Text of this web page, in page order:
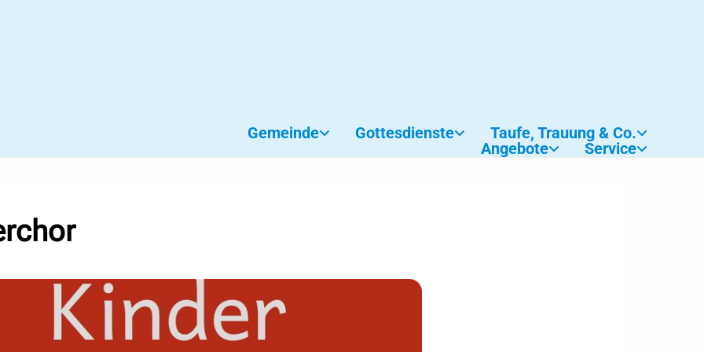
Gemeinde Gottesdienste
Taufe, Trauung & Co.
Angebote
Service